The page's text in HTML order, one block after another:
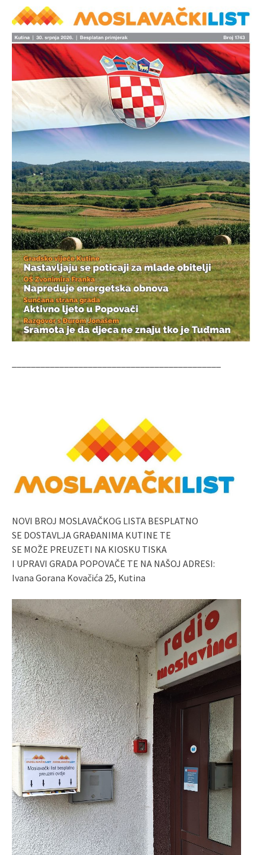
NOVI BROJ MOSLAVAČKOG LISTA BESPLATNO
SE DOSTAVLJA GRAĐANIMA KUTINE TE
SE MOŽE PREUZETI NA KIOSKU TISKA
I UPRAVI GRADA POPOVAČE TE NA NAŠOJ ADRESI:
Ivana Gorana Kovačića 25, Kutina